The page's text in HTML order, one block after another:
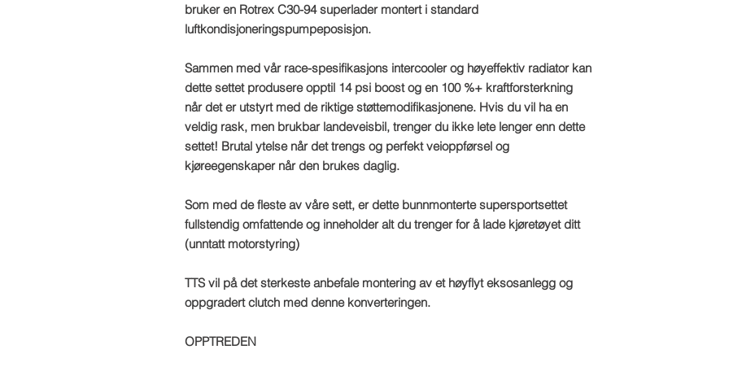
bruker en Rotrex C30-94 superlader montert i standard
luftkondisjoneringspumpeposisjon.
Sammen med vår race-spesifikasjons intercooler og høyeffektiv radiator kan
dette settet produsere opptil 14 psi boost og en 100 %+ kraftforsterkning
når det er utstyrt med de riktige støttemodifikasjonene. Hvis du vil ha en
veldig rask, men brukbar landeveisbil, trenger du ikke lete lenger enn dette
settet! Brutal ytelse når det trengs og perfekt veioppførsel og
kjøreegenskaper når den brukes daglig.
Som med de fleste av våre sett, er dette bunnmonterte supersportsettet
fullstendig omfattende og inneholder alt du trenger for å lade kjøretøyet ditt
(unntatt motorstyring)
TTS vil på det sterkeste anbefale montering av et høyflyt eksosanlegg og
oppgradert clutch med denne konverteringen.
OPPTREDEN